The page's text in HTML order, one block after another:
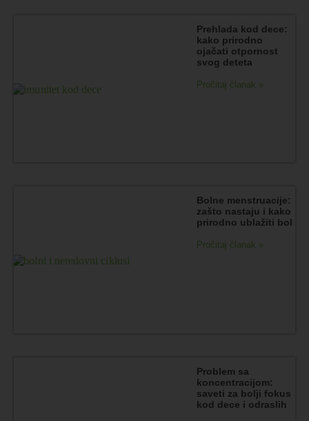
Prehlada kod dece:
kako prirodno
ojačati otpornost
svog deteta
Pročitaj članak »
Bolne menstruacije:
zašto nastaju i kako
prirodno ublažiti bol
Pročitaj članak »
Problem sa
koncentracijom:
saveti za bolji fokus
kod dece i odraslih